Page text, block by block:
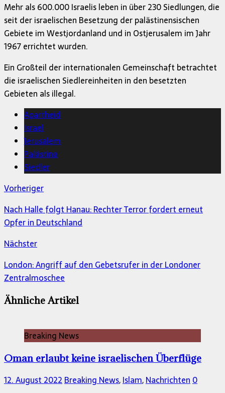
Mehr als 600.000 Israelis leben in über 230 Siedlungen, die
seit der israelischen Besetzung der palästinensischen
Gebiete im Westjordanland und in Ostjerusalem im Jahr
1967 errichtet wurden.
Ein Großteil der internationalen Gemeinschaft betrachtet
die israelischen Siedlereinheiten in den besetzten
Gebieten als illegal.
Apartheid
Israel
Jerusalem
Palästina
Siedler
Vorheriger
Nach Halle folgt Hanau: Rechter Terror fordert erneut
Opfer in Deutschland
Nächster
London: Angriff auf den Gebetsrufer in der Londoner
Zentralmoschee
Ähnliche Artikel
Breaking News
Oman erlaubt keine israelischen Überflüge
12. August 2022Breaking News,Islam,Nachrichten0